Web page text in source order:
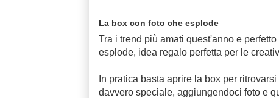
La box con foto che esplode
Tra i trend più amati quest'anno e
esplode, idea regalo perfetta per le
In pratica basta aprire la box per ritrovarsi
davvero speciale, aggiungendoci foto e